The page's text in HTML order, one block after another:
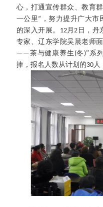
心，打通宣传群众、教育
一公里”，努力提升广大市
的深入开展。 12月2 日，丹
专家 、辽东学院吴晨老师
——茶与健康养生(冬)”系
捧 ，报名人数从计划的30人